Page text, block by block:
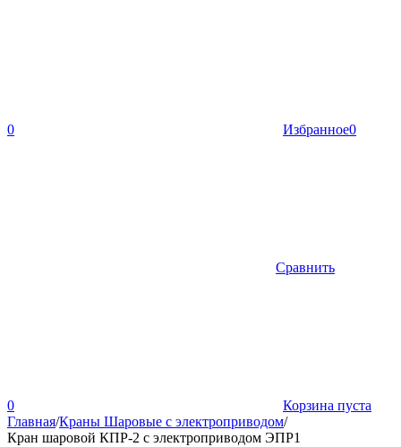
0 Избранное0
Сравнить
0
Корзина пуста
Главная/Краны Шаровые с электроприводом/
Кран шаровой КПР-2 с электроприводом ЭПР1